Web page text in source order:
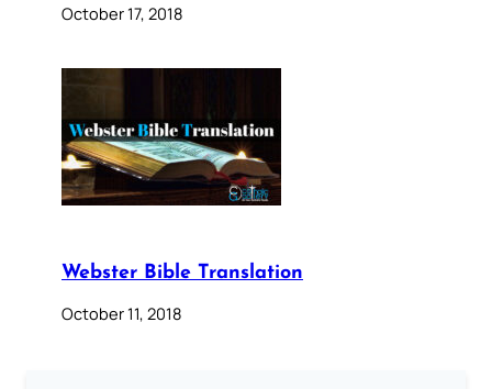
October 17, 2018
Webster Bible Translation
October 11, 2018